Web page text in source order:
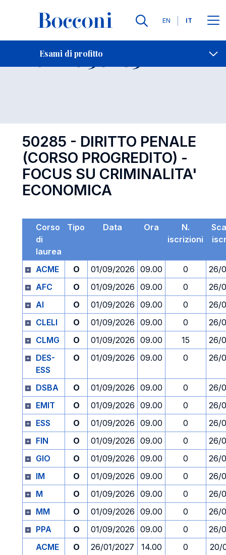
Lingue
EN IT
Esami di profitto
Contatti
Esame 50285 Open
50285 - DIRITTO PENALE
(CORSO PROGREDITO) -
FOCUS SU CRIMINALITA'
ECONOMICA
Corso
di
laurea
Tipo Data Ora
N.
iscrizioni
ACME O 01/09/2026 09.00 0
26/
AFC
O 01/09/2026 09.00 0
26/
AI
O 01/09/2026 09.00 0
26/
CLELI
O 01/09/2026 09.00 0
26/
CLMG
O 01/09/2026 09.00 15
26/
DES-
ESS
O 01/09/2026 09.00 0 26/
DSBA O 01/09/2026 09.00 0
26/
EMIT
O 01/09/2026 09.00 0
26/
ESS
O 01/09/2026 09.00 0
26/
FIN
O 01/09/2026 09.00 0
26/
GIO
O 01/09/2026 09.00 0
26/
IM
O 01/09/2026 09.00 0
26/
M
O 01/09/2026 09.00 0
26/
MM
O 01/09/2026 09.00 0
26/
PPA
O 01/09/2026 09.00 0
26/
ACME
O 26/01/2027 14.00 0
20/